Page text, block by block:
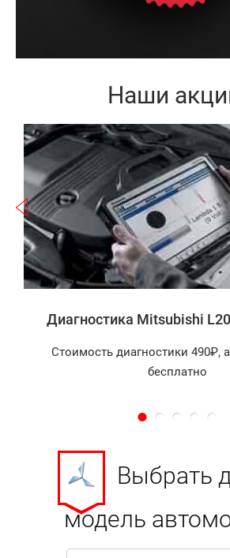
Наши
Записаться
Диагностика Mitsubishi
Стоимость диагностики 490₽,
бесплатно
Выбрать
модель